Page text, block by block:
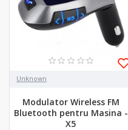
Unknown
Modulator Wireless FM
Bluetooth pentru Masina -
X5